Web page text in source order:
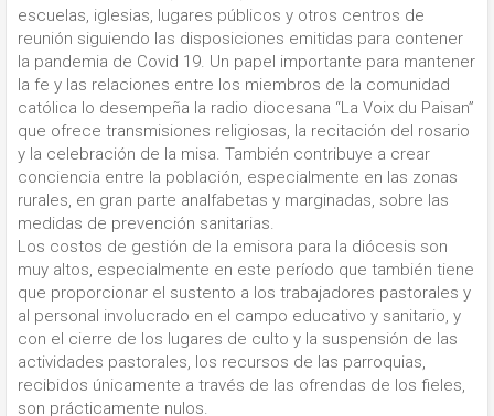
escuelas, iglesias, lugares públicos y otros centros de
reunión siguiendo las disposiciones emitidas para contener
la pandemia de Covid 19. Un papel importante para mantener
la fe y las relaciones entre los miembros de la comunidad
católica lo desempeña la radio diocesana “La Voix du Paisan”
que ofrece transmisiones religiosas, la recitación del rosario
y la celebración de la misa. También contribuye a crear
conciencia entre la población, especialmente en las zonas
rurales, en gran parte analfabetas y marginadas, sobre las
medidas de prevención sanitarias.
Los costos de gestión de la emisora para la diócesis son
muy altos, especialmente en este período que también tiene
que proporcionar el sustento a los trabajadores pastorales y
al personal involucrado en el campo educativo y sanitario, y
con el cierre de los lugares de culto y la suspensión de las
actividades pastorales, los recursos de las parroquias,
recibidos ​​únicamente a través de las ofrendas de los fieles,
son prácticamente nulos.